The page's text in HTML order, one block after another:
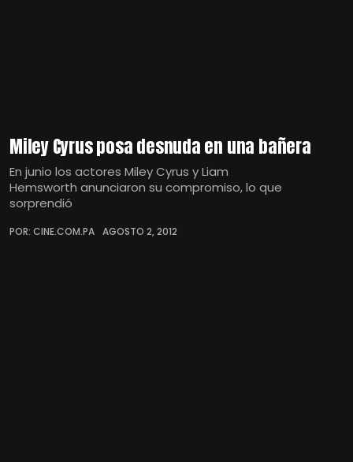
Miley Cyrus posa desnuda en una bañera
En junio los actores Miley Cyrus y Liam
Hemsworth anunciaron su compromiso, lo que
sorprendió
POR: CINE.COM.PA AGOSTO 2, 2012